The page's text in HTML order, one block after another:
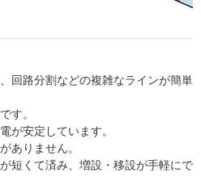
回路分割などの複雑なラインが簡単
す。
が安定しています。
ありません。
短くて済み、増設・移設が手軽にで